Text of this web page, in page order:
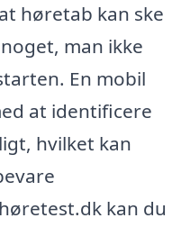
høretab kan ske
man ikke
En mobil
at identificere
hvilket kan
kan du